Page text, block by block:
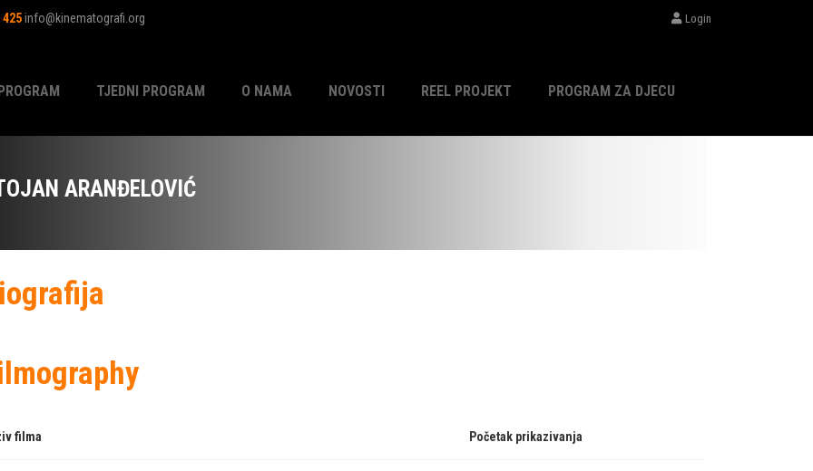
info@kinematografi.org Login
TJEDNI PROGRAM O NAMA NOVOSTI REEL PROJEKT PROGRAM ZA DJECU
ARANĐELOVIĆ
filma Početak prikazivanja